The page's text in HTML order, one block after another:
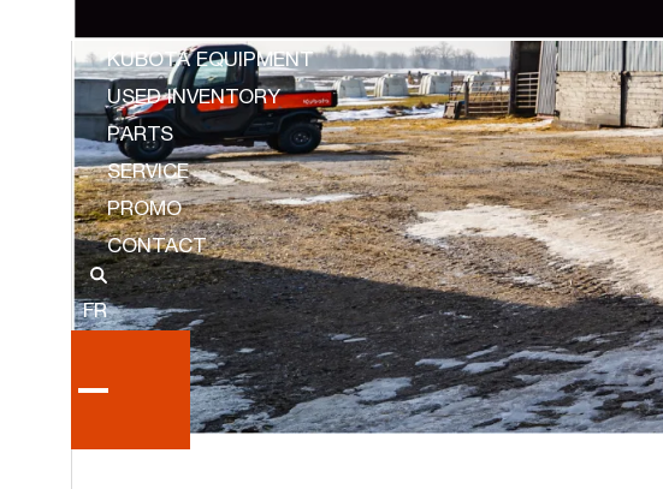
KUBOTA EQUIPMENT
USED INVENTORY
PARTS
SERVICE
PROMO
CONTACT
FR